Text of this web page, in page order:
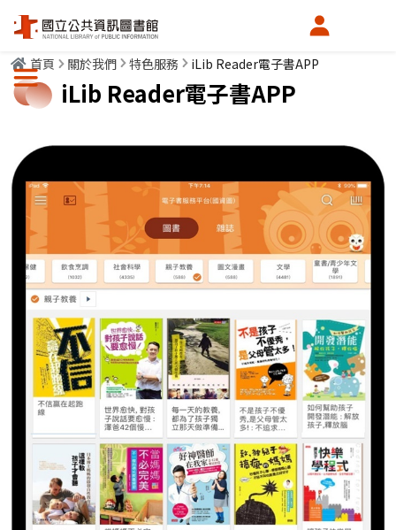
會員中心
選單按鈕
首頁 關於我們 特色服務 iLib Reader電子書APP
iLib Reader電子書APP